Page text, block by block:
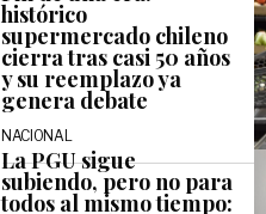
histórico
supermercado chileno
cierra tras casi 50 años
y su reemplazo ya
genera debate
NACIONAL
La PGU sigue
subiendo, pero no para
todos al mismo tiempo: